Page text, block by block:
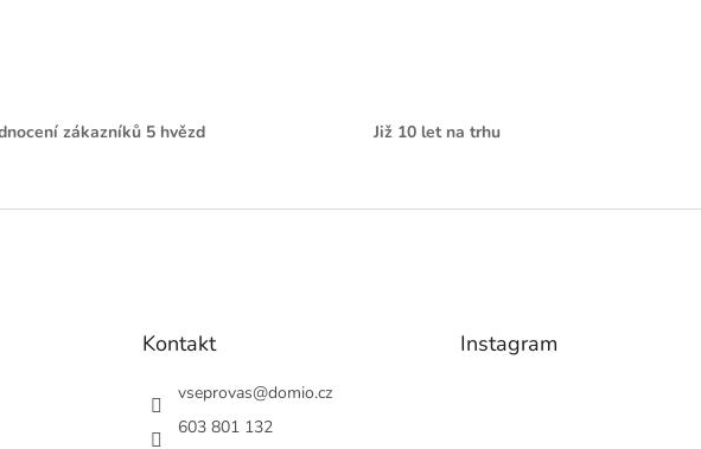
zákazníků 5 hvězd Již 10 let na trhu
Kontakt
vseprovas@domio.cz
603 801 132
Instagram